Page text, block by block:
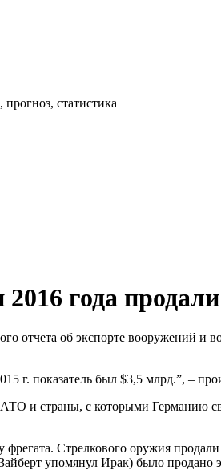
статистика
года
отчета об экспорте вооружений
г. показатель был $3,5 млрд.”, –
и страны, с которыми Германию
Стрелкового оружия
упомянул Ирак) было продано